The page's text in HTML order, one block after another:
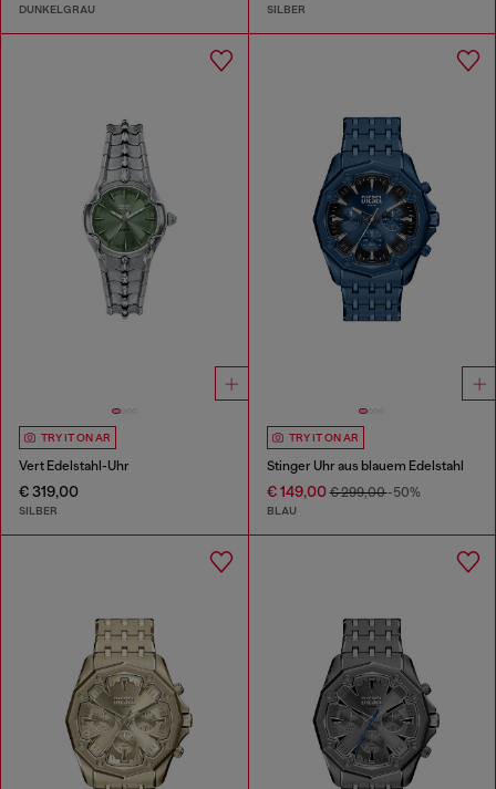
DUNKELGRAU SILBER
TRY IT ON AR
Vert Edelstahl-Uhr
€ 319,00
SILBER
TRY IT ON AR
Stinger Uhr aus blauem Edelstahl
€ 149,00€ 299,00-50%
BLAU